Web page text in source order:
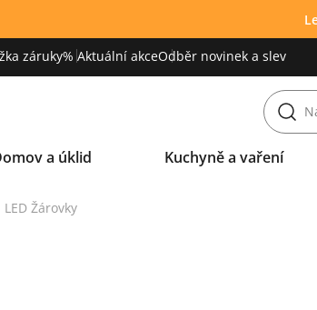
záruky% Aktuální akceOdběr novinek a slev
a úklid Kuchyně a vaření
LED Žárovky